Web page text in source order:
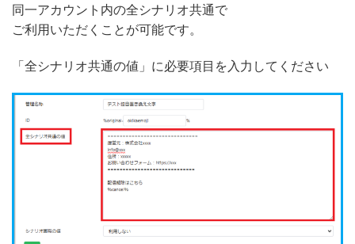
同一アカウント内の全シナリオ共通で
ご利用いただくことが可能です。
「全シナリオ共通の値」に必要項目を入力してください